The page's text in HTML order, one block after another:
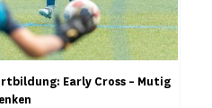
Early Cross – Mutig